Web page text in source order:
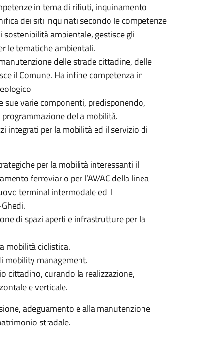
in tema di rifiuti, inquinamento
dei siti inquinati secondo le competenze
ambientale, gestisce gli
le tematiche ambientali.
delle strade cittadine, delle
il Comune. Ha infine competenza in
varie componenti, predisponendo,
della mobilità.
integrati per la mobilità ed il servizio di
per la mobilità interessanti il
ferroviario per l’AV/AC della linea
terminal intermodale ed il
di spazi aperti e infrastrutture per la
mobilità ciclistica.
mobility management.
cittadino, curando la realizzazione,
e verticale.
adeguamento e alla manutenzione
stradale.